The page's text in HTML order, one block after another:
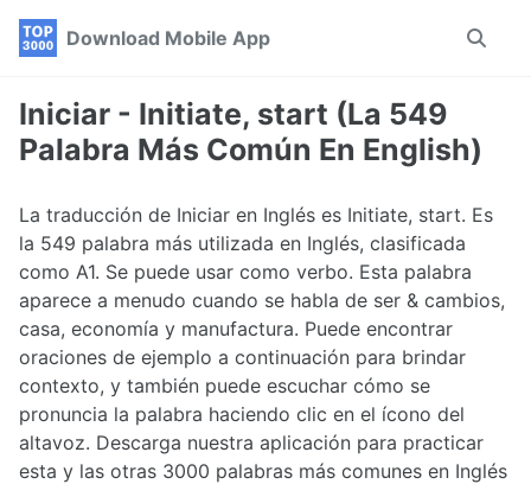
Skip
navigation
Skip
Skip
Download Mobile App
Toggle
Iniciar - Initiate, start (La 549
Palabra Más Común En English)
La traducción de Iniciar en Inglés es Initiate, start. Es
la 549 palabra más utilizada en Inglés, clasificada
como A1. Se puede usar como verbo. Esta palabra
aparece a menudo cuando se habla de ser & cambios,
casa, economía y manufactura. Puede encontrar
oraciones de ejemplo a continuación para brindar
contexto, y también puede escuchar cómo se
pronuncia la palabra haciendo clic en el ícono del
altavoz. Descarga nuestra aplicación para practicar
esta y las otras 3000 palabras más comunes en Inglés